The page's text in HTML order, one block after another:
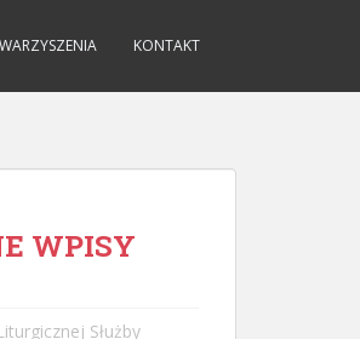
KONTAKT
WPISY
Służby